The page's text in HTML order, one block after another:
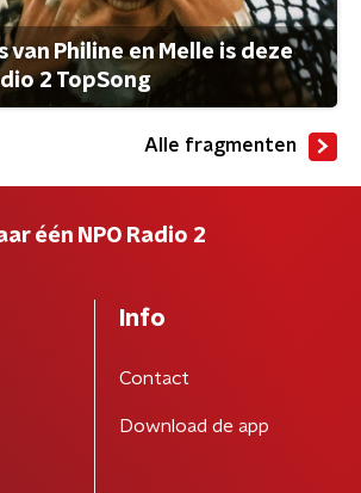
van Philine en Melle is deze
2 TopSong
Alle fragmenten
één NPO Radio 2
Info
Contact
Download de app